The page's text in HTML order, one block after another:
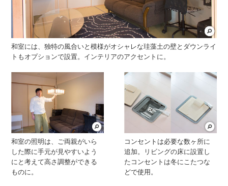
和室には、独特の風合いと模様がオシャレな珪藻土の壁とダウンライ
トもオプションで設置。インテリアのアクセントに。
和室の照明は、ご両親がいら
した際に手元が見やすいよう
にと考えて高さ調整ができる
ものに。
コンセントは必要な数ヶ所に
追加。リビングの床に設置し
たコンセントは冬にこたつな
どで使用。